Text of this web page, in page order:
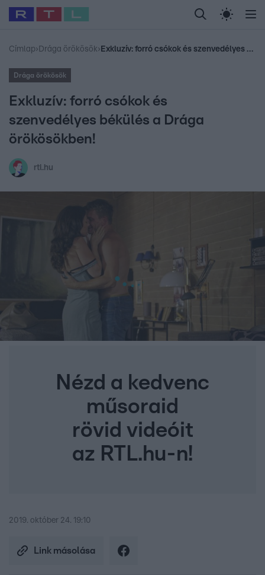
Legfrissebb RTL Híradó Randi Celeb vagyok,
Babits Marcella Most Wanted Gallusz
Címlap› Drága örökösök› Exkluzív: forró csókok és szenvedélyes békülés a Drága örökösökben!
Drága örökösök
Exkluzív: forró csókok és
szenvedélyes békülés a Drága
örökösökben!
rtl.hu
Nézd a kedvenc
műsoraid
rövid videóit
az RTL.hu-n!
2019. október 24. 19:10
Link másolása